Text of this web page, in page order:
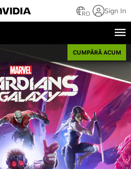
RO Sign In
CUMPĂRĂ ACUM